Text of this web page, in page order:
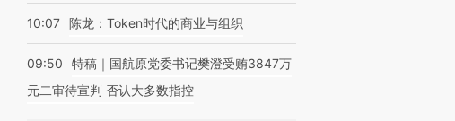
10:07 陈龙：Token时代的商业与组织
09:50
特稿｜国航原党委书记樊澄受贿3847万
元二审待宣判 否认大多数指控